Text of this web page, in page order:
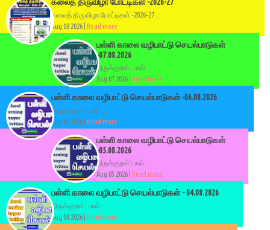
கலைத் திருவிழா போட்டிகள் -2026-27 ...
Aug 08 2026 |
Read more
பள்ளி காலை வழிபாட்டு செயல்பாடுகள்
-07.08.2026
திருக்குறள்: பால் :...
Aug 07 2026 | Read more
பள்ளி காலை வழிபாட்டு செயல்பாடுகள் -06.08.2026
திருக்குறள்: பால் :...
Aug 06 2026 | Read more
பள்ளி காலை வழிபாட்டு செயல்பாடுகள்
-05.08.2026
திருக்குறள்: பால் :...
Aug 05 2026 |
Read more
பள்ளி காலை வழிபாட்டு செயல்பாடுகள் - 04.08.2026
திருக்குறள்: பால் :...
Aug 04 2026 | Read more